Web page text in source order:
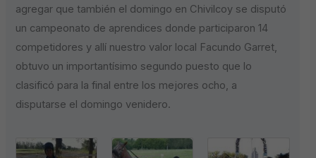
agregar que también el domingo en Chivilcoy se disputó
un campeonato de aprendices donde participaron 14
competidores y allí nuestro valor local Facundo Garret,
obtuvo un importantísimo segundo puesto que lo
clasificó para la final entre los mejores ocho, a
disputarse el domingo venidero.